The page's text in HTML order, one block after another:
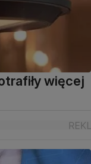
więcej